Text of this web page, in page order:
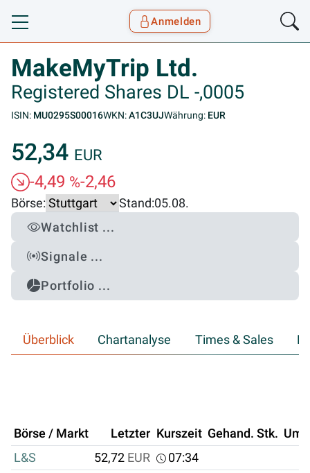
Toggle navigation
Anmelden
MakeMyTrip Ltd.
Registered Shares DL -,0005
ISIN: MU0295S00016WKN:A1C3UJWährung: EUR
52,34 EUR
-4,49 %-2,46
Börse: Stand:05.08.
Watchlist ...
Signale ...
Portfolio ...
Überblick Chartanalyse Times & Sales
Börse / Markt Letzter Kurszeit Gehand. Stk.
L&S
52,72 EUR
07:34